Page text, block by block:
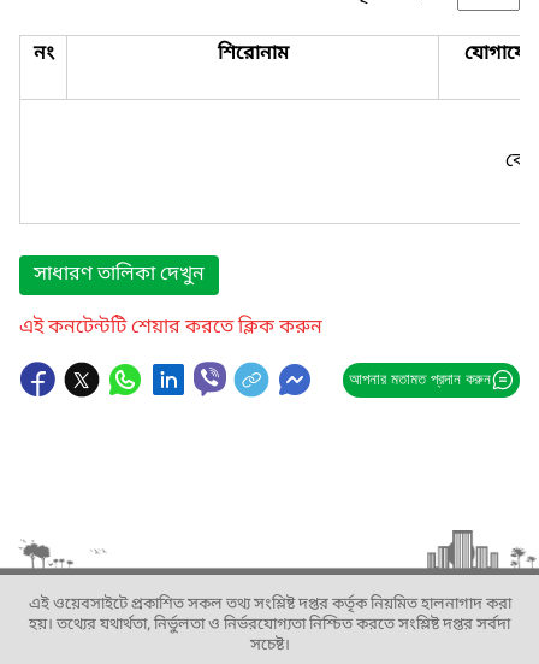
নং শিরোনাম
সাধারণ তালিকা দেখুন
এই কনটেন্টটি শেয়ার করতে ক্লিক করুন
আপনার মতামত প্রদান করুন
এই ওয়েবসাইটে প্রকাশিত সকল তথ্য সংশ্লিষ্ট দপ্তর কর্তৃক নিয়মিত হালনাগাদ করা
হয়। তথ্যের যথার্থতা, নির্ভুলতা ও নির্ভরযোগ্যতা নিশ্চিত করতে সংশ্লিষ্ট দপ্তর সর্বদা
সচেষ্ট।